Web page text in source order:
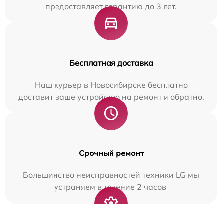
предоставляет гарантию до 3 лет.
Бесплатная доставка
Наш курьер в Новосибирске бесплатно
доставит ваше устройство на ремонт и обратно.
Срочный ремонт
Большинство неисправностей техники LG мы
устраняем в течение 2 часов.